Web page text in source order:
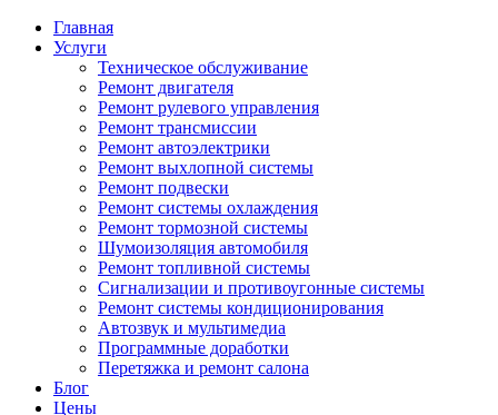
Главная
Услуги
Техническое обслуживание
Ремонт двигателя
Ремонт рулевого управления
Ремонт трансмиссии
Ремонт автоэлектрики
Ремонт выхлопной системы
Ремонт подвески
Ремонт системы охлаждения
Ремонт тормозной системы
Шумоизоляция автомобиля
Ремонт топливной системы
Сигнализации и противоугонные системы
Ремонт системы кондиционирования
Автозвук и мультимедиа
Программные доработки
Перетяжка и ремонт салона
Блог
Цены